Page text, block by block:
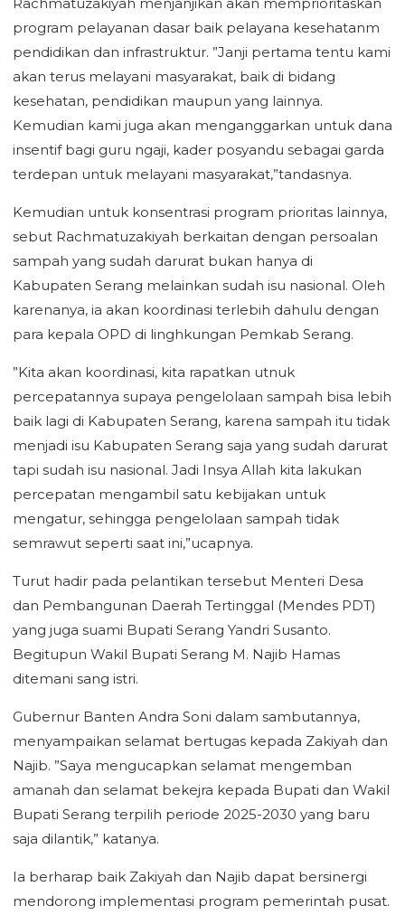
program pelayanan dasar baik pelayana kesehatanm
pendidikan dan infrastruktur. ”Janji pertama tentu kami
akan terus melayani masyarakat, baik di bidang
kesehatan, pendidikan maupun yang lainnya.
Kemudian kami juga akan menganggarkan untuk dana
insentif bagi guru ngaji, kader posyandu sebagai garda
terdepan untuk melayani masyarakat,”tandasnya.
Kemudian untuk konsentrasi program prioritas lainnya,
sebut Rachmatuzakiyah berkaitan dengan persoalan
sampah yang sudah darurat bukan hanya di
Kabupaten Serang melainkan sudah isu nasional. Oleh
karenanya, ia akan koordinasi terlebih dahulu dengan
para kepala OPD di linghkungan Pemkab Serang.
”Kita akan koordinasi, kita rapatkan utnuk
percepatannya supaya pengelolaan sampah bisa lebih
baik lagi di Kabupaten Serang, karena sampah itu tidak
menjadi isu Kabupaten Serang saja yang sudah darurat
tapi sudah isu nasional. Jadi Insya Allah kita lakukan
percepatan mengambil satu kebijakan untuk
mengatur, sehingga pengelolaan sampah tidak
semrawut seperti saat ini,”ucapnya.
Turut hadir pada pelantikan tersebut Menteri Desa
dan Pembangunan Daerah Tertinggal (Mendes PDT)
yang juga suami Bupati Serang Yandri Susanto.
Begitupun Wakil Bupati Serang M. Najib Hamas
ditemani sang istri.
Gubernur Banten Andra Soni dalam sambutannya,
menyampaikan selamat bertugas kepada Zakiyah dan
Najib. ”Saya mengucapkan selamat mengemban
amanah dan selamat bekejra kepada Bupati dan Wakil
Bupati Serang terpilih periode 2025-2030 yang baru
saja dilantik,” katanya.
Ia berharap baik Zakiyah dan Najib dapat bersinergi
mendorong implementasi program pemerintah pusat.